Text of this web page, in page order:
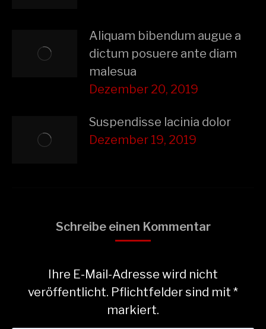
Aliquam bibendum augue a
dictum posuere ante diam
malesua
Dezember 20, 2019
Suspendisse lacinia dolor
Dezember 19, 2019
Schreibe einen Kommentar
Ihre E-Mail-Adresse wird nicht
veröffentlicht. Pflichtfelder sind mit *
markiert.